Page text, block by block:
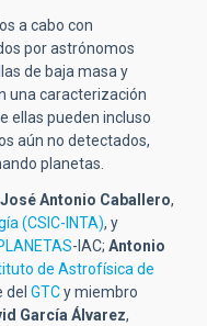
a cabo con
por astrónomos
de baja masa y
una caracterización
ellas pueden incluso
aún no detectados,
planetas.
José Antonio Caballero,
(CSIC-INTA), y
-IAC; Antonio
de Astrofísica de
GTCy miembro
García Álvarez,